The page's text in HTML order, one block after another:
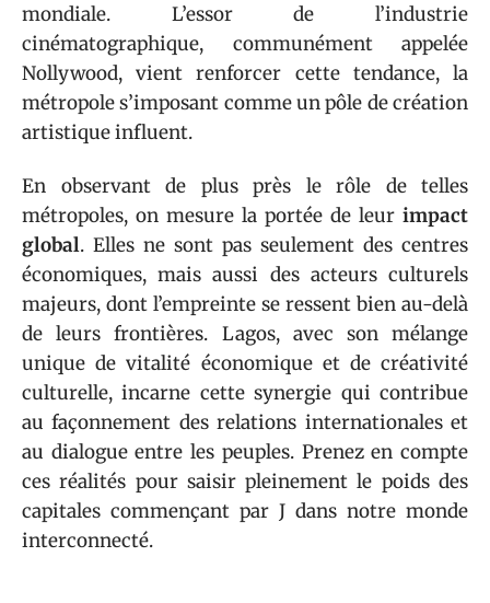
mondiale. L’essor de l’industrie
cinématographique, communément appelée
Nollywood, vient renforcer cette tendance, la
métropole s’imposant comme un pôle de création
artistique influent.
En observant de plus près le rôle de telles
métropoles, on mesure la portée de leur impact
global. Elles ne sont pas seulement des centres
économiques, mais aussi des acteurs culturels
majeurs, dont l’empreinte se ressent bien au-delà
de leurs frontières. Lagos, avec son mélange
unique de vitalité économique et de créativité
culturelle, incarne cette synergie qui contribue
au façonnement des relations internationales et
au dialogue entre les peuples. Prenez en compte
ces réalités pour saisir pleinement le poids des
capitales commençant par J dans notre monde
interconnecté.